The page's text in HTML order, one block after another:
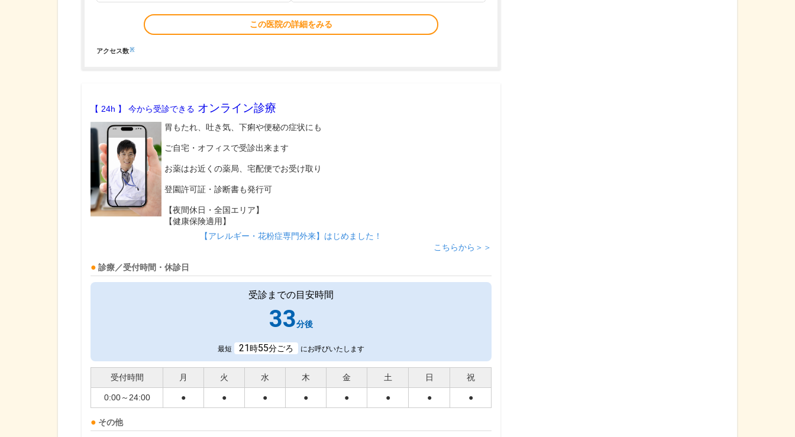
この医院の詳細をみる
アクセス数※
【 24h 】 今から受診できる オンライン診療
胃もたれ、吐き気、下痢や便秘の症状にも
ご自宅・オフィスで受診出来ます
お薬はお近くの薬局、宅配便でお受け取り
登園許可証・診断書も発行可
【夜間休日・全国エリア】
【健康保険適用】
【アレルギー・花粉症専門外来】はじめました！
こちらから＞＞
診療／受付時間・休診日
受診までの目安時間
33分後
最短 21時55分ごろ にお呼びいたします
受付時間 月 火 水 木 金 土 日 祝
0:00～24:00 ● ● ● ● ● ● ● ●
その他